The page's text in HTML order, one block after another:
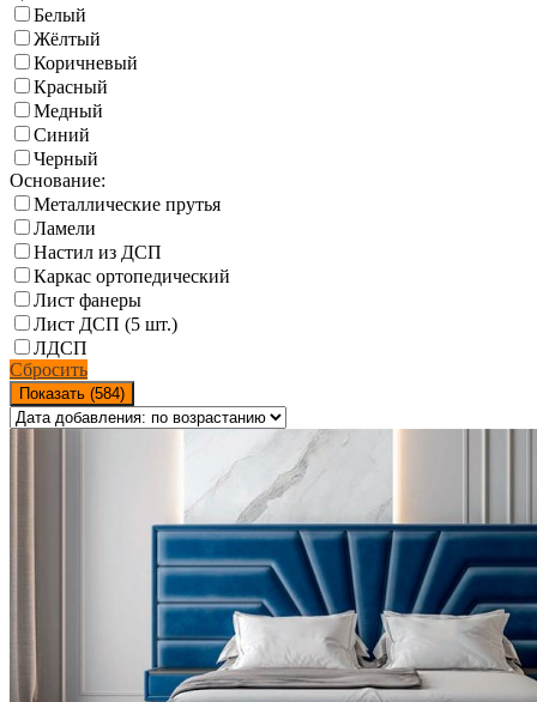
Белый
Жёлтый
Коричневый
Красный
Медный
Синий
Черный
Основание:
Металлические прутья
Ламели
Настил из ДСП
Каркас ортопедический
Лист фанеры
Лист ДСП (5 шт.)
ЛДСП
Сбросить
Показать (584)